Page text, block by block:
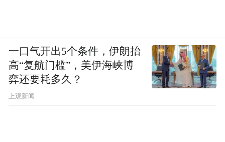
一口气开出5个条件，伊朗抬
高“复航门槛”，美伊海峡博
弈还要耗多久？
上观新闻